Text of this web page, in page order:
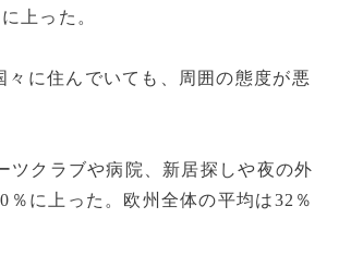
上った。
に住んでいても、周囲の態度が悪
クラブや病院、新居探しや夜の外
に上った。欧州全体の平均は32％